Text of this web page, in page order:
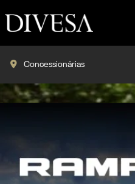
Concessionárias